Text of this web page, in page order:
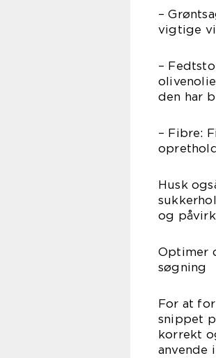
–
vigtige
–
den har
– Fibre:
Husk
og
Optimer
søgning
For at
snippet
korrekt
anvende